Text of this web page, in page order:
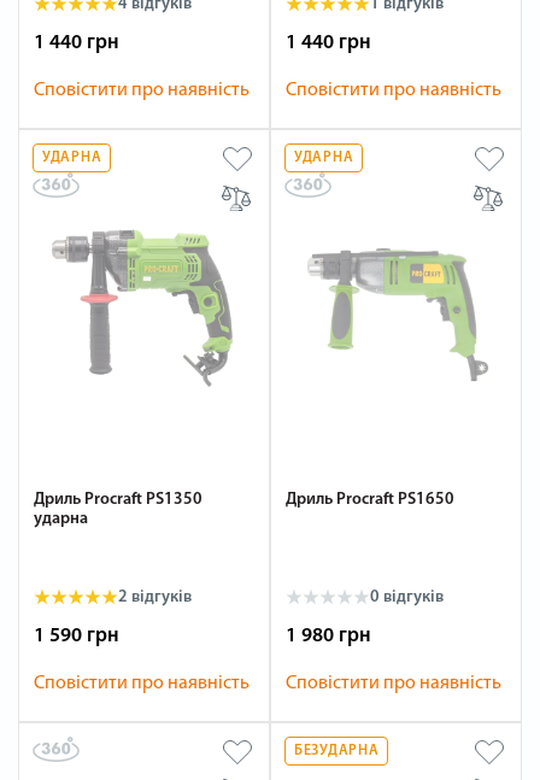
4 відгуків
1 440 грн
Сповістити про наявність
1 відгуків
1 440 грн
Сповістити про наявність
УДАРНА
Дриль Procraft PS1350
ударна
2 відгуків
1 590 грн
Сповістити про наявність
УДАРНА
Дриль Procraft PS1650
0 відгуків
1 980 грн
Сповістити про наявність
БЕЗУДАРНА